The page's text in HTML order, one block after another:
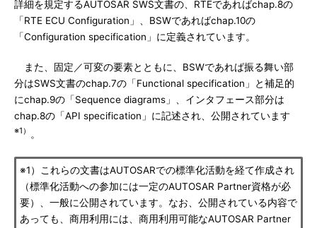
詳細を規定するAUTOSAR SWS文書の、RTEであればchap.8の
「RTE ECU Configuration」、BSWであればchap.10の
「Configuration specification」に定義されています。
また、固定／可変の要素とともに、BSWであれば振る舞い部
分はSWS文書のchap.7の「Functional specification」と補足的
にchap.9の「Sequence diagrams」、インタフェース部分は
chap.8の「API specification」に記述され、公開されています
※1） 。
※1）これらの文書はAUTOSARでの標準化活動を経て作成され
（標準化活動への参加には一定のAUTOSAR Partner資格が必
要）、一般に公開されています。なお、公開されている内容で
あっても、商用利用には、商用利用可能なAUTOSAR Partner